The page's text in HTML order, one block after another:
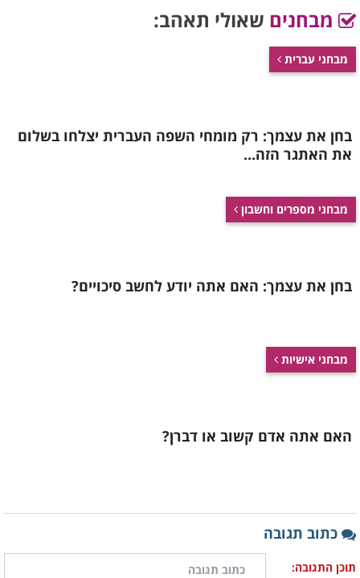
מבחנים שאולי תאהב:
מבחני עברית
בחן את עצמך: רק מומחי השפה העברית יצלחו בשלום
את האתגר הזה...
מבחני מספרים וחשבון
בחן את עצמך: האם אתה יודע לחשב סיכויים?
מבחני אישיות
האם אתה אדם קשוב או דברן?
כתוב תגובה
תוכן התגובה: